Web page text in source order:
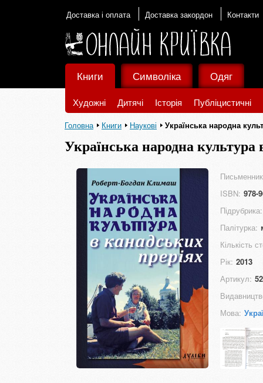
Доставка і оплата Доставка закордон Контакти
Книги
Художні Дитячі Історія Публіцистичні
Символіка Одяг
Головна Книги Наукові Українська народна
Українська народна культура
ISBN: 978-
Підрубрика:
Палітурка:
Кількість
Рік: 2013
Артикул:
Мова: